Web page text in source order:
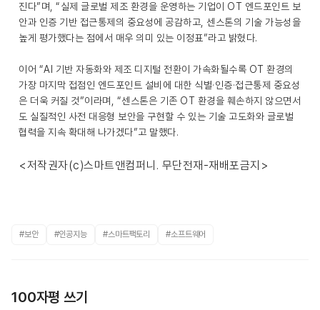
진다”며, “실제 글로벌 제조 환경을 운영하는 기업이 OT 엔드포인트 보
안과 인증 기반 접근통제의 중요성에 공감하고, 센스톤의 기술 가능성을
높게 평가했다는 점에서 매우 의미 있는 이정표”라고 밝혔다.
이어 “AI 기반 자동화와 제조 디지털 전환이 가속화될수록 OT 환경의
가장 마지막 접점인 엔드포인트 설비에 대한 식별·인증·접근통제 중요성
은 더욱 커질 것”이라며, “센스톤은 기존 OT 환경을 훼손하지 않으면서
도 실질적인 사전 대응형 보안을 구현할 수 있는 기술 고도화와 글로벌
협력을 지속 확대해 나가겠다”고 말했다.
<저작권자(c)스마트앤컴퍼니. 무단전재-재배포금지>
#보안 #인공지능 #스마트팩토리 #소프트웨어
100자평 쓰기